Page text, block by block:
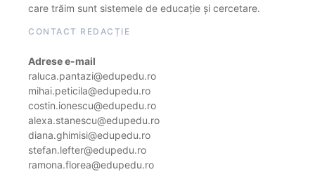
care trăim sunt sistemele de educație și cercetare.
CONTACT REDACȚIE
Adrese e-mail
raluca.pantazi@edupedu.ro
mihai.peticila@edupedu.ro
costin.ionescu@edupedu.ro
alexa.stanescu@edupedu.ro
diana.ghimisi@edupedu.ro
stefan.lefter@edupedu.ro
ramona.florea@edupedu.ro